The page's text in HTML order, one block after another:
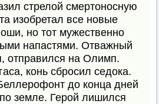
стрелой смертоносную
изобретал все новые
но тот мужественно
напастями. Отважный
отправился на Олимп.
конь сбросил седока.
до конца дней
земле. Герой лишился